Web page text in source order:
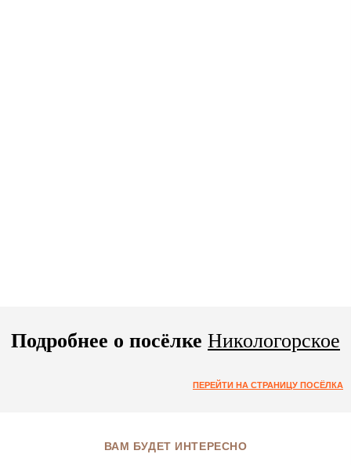
Подробнее о посёлке Никологорское
ПЕРЕЙТИ НА СТРАНИЦУ ПОСЁЛКА
ВАМ БУДЕТ ИНТЕРЕСНО